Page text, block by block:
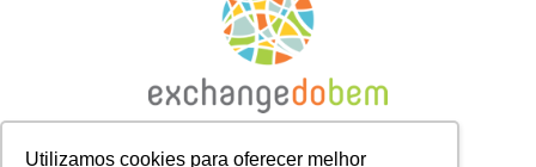
Utilizamos cookies para oferecer melhor